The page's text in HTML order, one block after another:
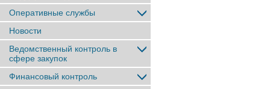
Оперативные службы
Новости
Ведомственный контроль в
сфере закупок
Финансовый контроль